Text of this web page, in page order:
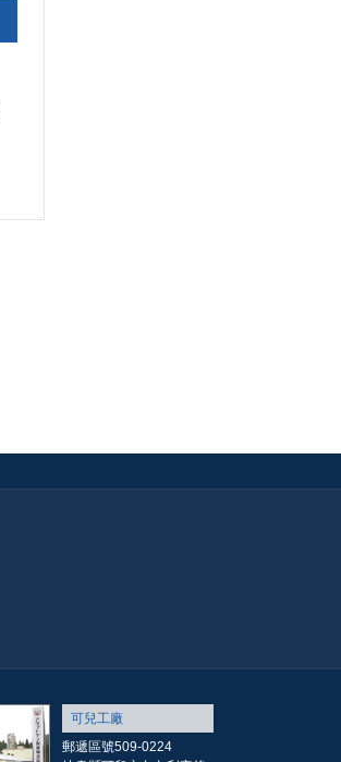
可兒工廠
郵遞區號509-0224